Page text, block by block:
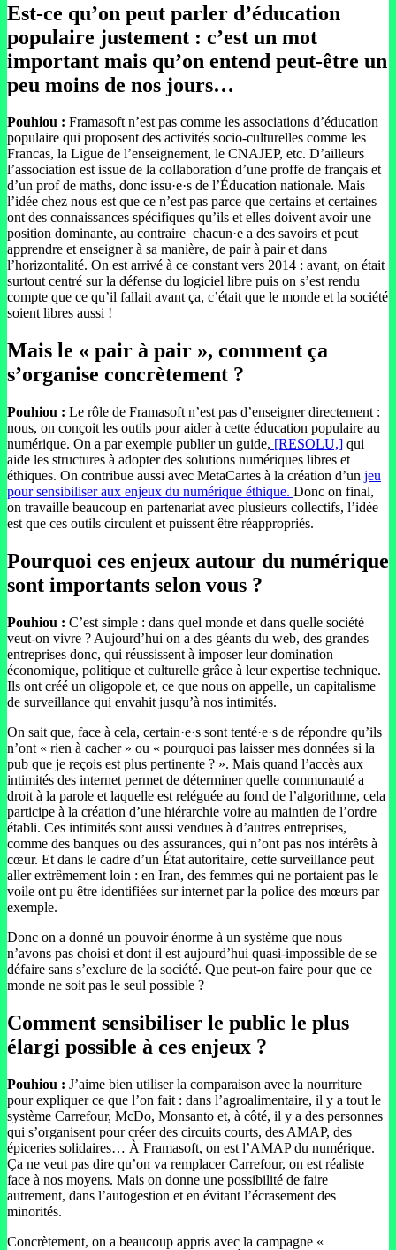
Est-ce qu’on peut parler d’éducation
populaire justement : c’est un mot
important mais qu’on entend peut-être un
peu moins de nos jours…
Pouhiou : Framasoft n’est pas comme les associations d’éducation
populaire qui proposent des activités socio-culturelles comme les
Francas, la Ligue de l’enseignement, le CNAJEP, etc. D’ailleurs
l’association est issue de la collaboration d’une proffe de français et
d’un prof de maths, donc issu·e·s de l’Éducation nationale. Mais
l’idée chez nous est que ce n’est pas parce que certains et certaines
ont des connaissances spécifiques qu’ils et elles doivent avoir une
position dominante, au contraire chacun·e a des savoirs et peut
apprendre et enseigner à sa manière, de pair à pair et dans
l’horizontalité. On est arrivé à ce constant vers 2014 : avant, on était
surtout centré sur la défense du logiciel libre puis on s’est rendu
compte que ce qu’il fallait avant ça, c’était que le monde et la société
soient libres aussi !
Mais le « pair à pair », comment ça
s’organise concrètement ?
Pouhiou : Le rôle de Framasoft n’est pas d’enseigner directement :
nous, on conçoit les outils pour aider à cette éducation populaire au
numérique. On a par exemple publier un guide, [RESOLU,] qui
aide les structures à adopter des solutions numériques libres et
éthiques. On contribue aussi avec MetaCartes à la création d’un jeu
pour sensibiliser aux enjeux du numérique éthique. Donc on final,
on travaille beaucoup en partenariat avec plusieurs collectifs, l’idée
est que ces outils circulent et puissent être réappropriés.
Pourquoi ces enjeux autour du numérique
sont importants selon vous ?
Pouhiou : C’est simple : dans quel monde et dans quelle société
veut-on vivre ? Aujourd’hui on a des géants du web, des grandes
entreprises donc, qui réussissent à imposer leur domination
économique, politique et culturelle grâce à leur expertise technique.
Ils ont créé un oligopole et, ce que nous on appelle, un capitalisme
de surveillance qui envahit jusqu’à nos intimités.
On sait que, face à cela, certain·e·s sont tenté·e·s de répondre qu’ils
n’ont « rien à cacher » ou « pourquoi pas laisser mes données si la
pub que je reçois est plus pertinente ? ». Mais quand l’accès aux
intimités des internet permet de déterminer quelle communauté a
droit à la parole et laquelle est reléguée au fond de l’algorithme, cela
participe à la création d’une hiérarchie voire au maintien de l’ordre
établi. Ces intimités sont aussi vendues à d’autres entreprises,
comme des banques ou des assurances, qui n’ont pas nos intérêts à
cœur. Et dans le cadre d’un État autoritaire, cette surveillance peut
aller extrêmement loin : en Iran, des femmes qui ne portaient pas le
voile ont pu être identifiées sur internet par la police des mœurs par
exemple.
Donc on a donné un pouvoir énorme à un système que nous
n’avons pas choisi et dont il est aujourd’hui quasi-impossible de se
défaire sans s’exclure de la société. Que peut-on faire pour que ce
monde ne soit pas le seul possible ?
Comment sensibiliser le public le plus
élargi possible à ces enjeux ?
Pouhiou : J’aime bien utiliser la comparaison avec la nourriture
pour expliquer ce que l’on fait : dans l’agroalimentaire, il y a tout le
système Carrefour, McDo, Monsanto et, à côté, il y a des personnes
qui s’organisent pour créer des circuits courts, des AMAP, des
épiceries solidaires… À Framasoft, on est l’AMAP du numérique.
Ça ne veut pas dire qu’on va remplacer Carrefour, on est réaliste
face à nos moyens. Mais on donne une possibilité de faire
autrement, dans l’autogestion et en évitant l’écrasement des
minorités.
Concrètement, on a beaucoup appris avec la campagne «